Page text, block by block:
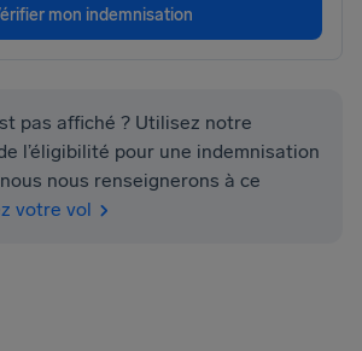
mon indemnisation
pas affiché ? Utilisez notre
l’éligibilité pour une indemnisation
nous renseignerons à ce
votre vol